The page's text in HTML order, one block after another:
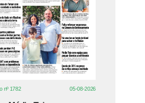
nº 1782 05-08-2026